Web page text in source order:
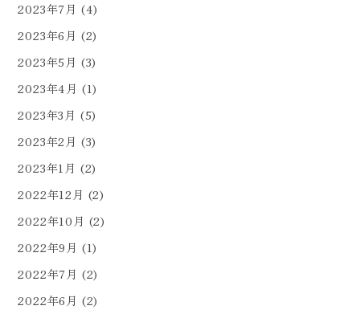
2023年7月 (4)
2023年6月 (2)
2023年5月 (3)
2023年4月 (1)
2023年3月 (5)
2023年2月 (3)
2023年1月 (2)
2022年12月 (2)
2022年10月 (2)
2022年9月 (1)
2022年7月 (2)
2022年6月 (2)